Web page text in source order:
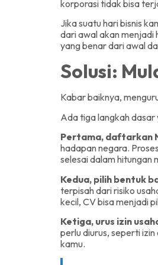
korporasi tidak bisa
Jika suatu hari bisnis
dari awal akan menjadi
yang benar dari awal
Solusi:
Kabar baiknya,
Ada tiga langkah dasar
Pertama, daftarkan
hadapan negara.
selesai dalam hitungan
Kedua, pilih bentuk
terpisah dari risiko
kecil, CV bisa menjadi
Ketiga, urus izin
perlu diurus, seperti
kamu.